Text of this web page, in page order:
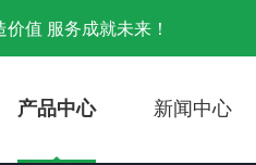
值 服务成就未来！
产品中心 新闻中心